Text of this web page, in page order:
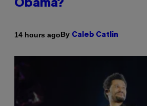
Obama?
14 hours agoBy Caleb Catlin